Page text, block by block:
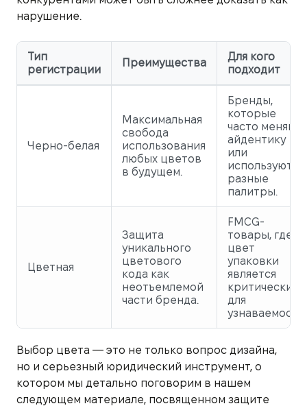
нарушение.
Тип
регистрации
Преимущества
Для кого
подходит
Черно-белая
Максимальная
свобода
использования
любых цветов
в будущем.
Бренды,
которые
часто меняют
айдентику
или
используют
разные
палитры.
Цветная
Защита
уникального
цветового
кода как
неотъемлемой
части бренда.
FMCG-
товары, где
цвет
упаковки
является
критическим
для
узнаваемости.
Выбор цвета — это не только вопрос дизайна,
но и серьезный юридический инструмент, о
котором мы детально поговорим в нашем
следующем материале, посвященном защите